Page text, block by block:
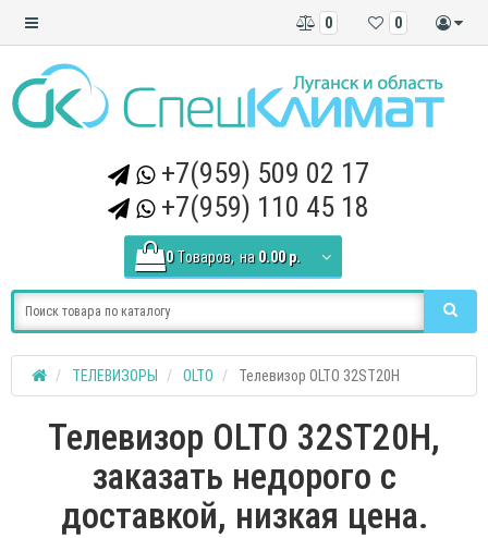
0
0
+7(959) 509 02 17
+7(959) 110 45 18
0 Tоваров, на 0.00 р.
ТЕЛЕВИЗОРЫ OLTO Телевизор OLTO 32ST20H
Телевизор OLTO 32ST20H,
заказать недорого с
доставкой, низкая цена.